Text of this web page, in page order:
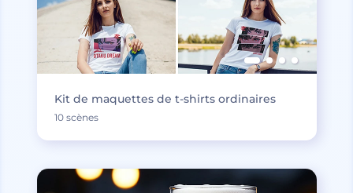
Kit de maquettes de t-shirts ordinaires
10 scènes